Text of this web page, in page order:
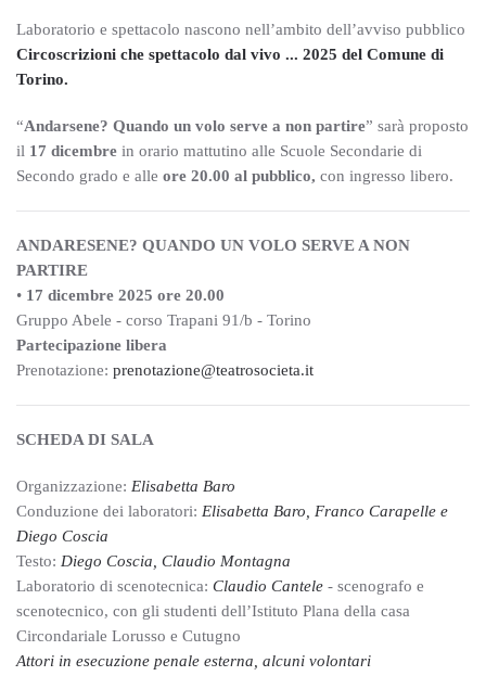
Laboratorio e spettacolo nascono nell’ambito dell’avviso pubblico
Circoscrizioni che spettacolo dal vivo ... 2025 del Comune di
Torino.
“Andarsene? Quando un volo serve a non partire” sarà proposto
il 17 dicembre in orario mattutino alle Scuole Secondarie di
Secondo grado e alle ore 20.00 al pubblico, con ingresso libero.
ANDARESENE? QUANDO UN VOLO SERVE A NON
PARTIRE
• 17 dicembre 2025 ore 20.00
Gruppo Abele - corso Trapani 91/b - Torino
Partecipazione libera
Prenotazione: prenotazione@teatrosocieta.it
SCHEDA DI SALA
Organizzazione: Elisabetta Baro
Conduzione dei laboratori: Elisabetta Baro, Franco Carapelle e
Diego Coscia
Testo: Diego Coscia, Claudio Montagna
Laboratorio di scenotecnica: Claudio Cantele - scenografo e
scenotecnico, con gli studenti dell’Istituto Plana della casa
Circondariale Lorusso e Cutugno
Attori in esecuzione penale esterna, alcuni volontari